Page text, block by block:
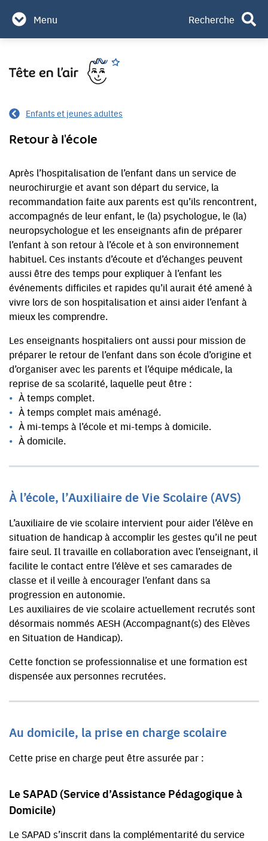
contenu
Menu Recherche
Contact
Enfants et jeunes adultes
Retour à l'école
Après l’hospitalisation de l’enfant dans un service de
neurochirurgie et avant son départ du service, la
recommandation faite aux parents est qu’ils rencontrent,
accompagnés de leur enfant, le (la) psychologue, le (la)
neuropsychologue et les enseignants afin de préparer
l’enfant à son retour à l’école et à son environnement
habituel. Ces instants d’écoute et d’échanges peuvent
aussi être des temps pour expliquer à l’enfant les
événements difficiles et rapides qu’il aurait été amené à
vivre lors de son hospitalisation et ainsi aider l’enfant à
mieux les comprendre.
Les enseignants hospitaliers ont aussi pour mission de
préparer le retour de l’enfant dans son école d’origine et
d’organiser avec les parents et l’équipe médicale, la
reprise de sa scolarité, laquelle peut être :
À temps complet.
À temps complet mais aménagé.
À mi-temps à l’école et mi-temps à domicile.
À domicile.
À l’école, l’Auxiliaire de Vie Scolaire (AVS)
L’auxiliaire de vie scolaire intervient pour aider l’élève en
situation de handicap à accomplir les gestes qu’il ne peut
faire seul. Il travaille en collaboration avec l’enseignant, il
facilite le contact entre l’élève et ses camarades de
classe et il veille à encourager l’enfant dans sa
progression en autonomie.
Les auxiliaires de vie scolaire actuellement recrutés sont
désormais nommés AESH (Accompagnant(s) des Elèves
en Situation de Handicap).
Cette fonction se professionnalise et une formation est
dispensée aux personnes recrutées.
Au domicile, la prise en charge scolaire
Cette prise en charge peut être assurée par :
Le SAPAD (Service d’Assistance Pédagogique à
Domicile)
Le SAPAD s’inscrit dans la complémentarité du service